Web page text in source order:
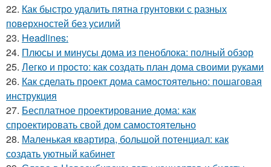
22. Как быстро удалить пятна грунтовки с разных
поверхностей без усилий
23. Headlines:
24. Плюсы и минусы дома из пеноблока: полный обзор
25. Легко и просто: как создать план дома своими руками
26. Как сделать проект дома самостоятельно: пошаговая
инструкция
27. Бесплатное проектирование дома: как
спроектировать свой дом самостоятельно
28. Маленькая квартира, большой потенциал: как
создать уютный кабинет